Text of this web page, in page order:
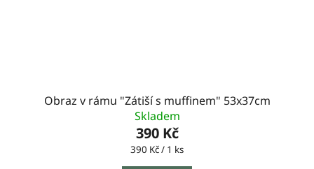
Obraz v rámu "Zátiší s muffinem" 53x37cm
Skladem
390 Kč
Měrná
390 Kč / 1 ks